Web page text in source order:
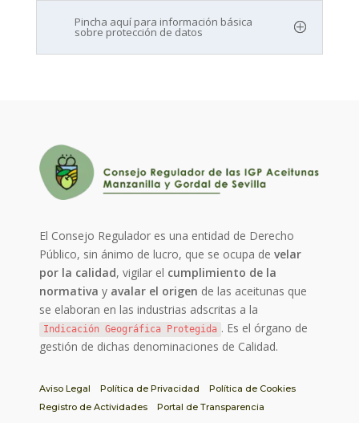
Pincha aquí para información básica
sobre protección de datos
El Consejo Regulador es una entidad de Derecho
Público, sin ánimo de lucro, que se ocupa develar
por la calidad, vigilar el cumplimiento de la
normativa y avalar el origen de las aceitunas que
se elaboran en las industrias adscritas a la
Indicación Geográfica Protegida . Es el órgano de
gestión de dichas denominaciones de Calidad.
Aviso Legal Política de Privacidad
Política de Cookies
Registro de Actividades
Portal de Transparencia